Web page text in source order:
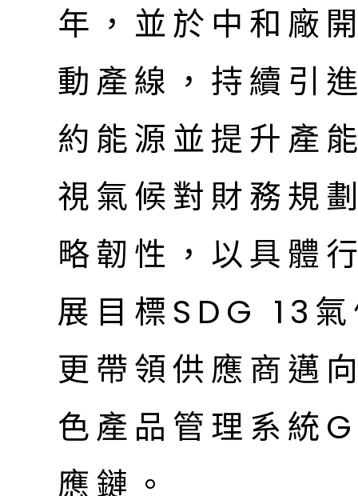
年，並於中和廠
動產線，持續引
約能源並提升產
視氣候對財務規
略韌性，以具體
展目標SDG 13
更帶領供應商邁
色產品管理系統
應鏈。